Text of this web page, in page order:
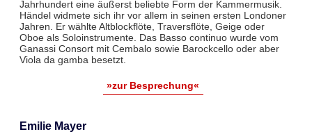
Jahrhundert eine äußerst beliebte Form der Kammermusik.
Händel widmete sich ihr vor allem in seinen ersten Londoner
Jahren. Er wählte Altblockflöte, Traversflöte, Geige oder
Oboe als Soloinstrumente. Das Basso continuo wurde vom
Ganassi Consort mit Cembalo sowie Barockcello oder aber
Viola da gamba besetzt.
»zur Besprechung«
Emilie Mayer